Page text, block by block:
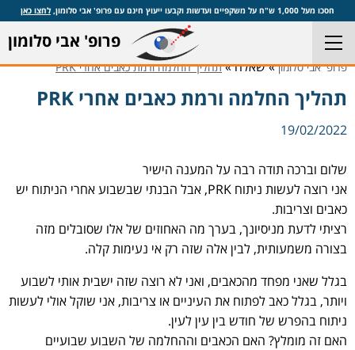
חסכו מעל 1,000 ש"ח על משקפיים ועדשות וקבעו ייעוץ חינם עם פרופ' אבי סלומון, לחצו כאן
פרופ' אבי סלומון
פרופ' אבי סלומון» שאלה »תהליך החלמה ורמת כאבים אחרי PRK
תהליך החלמה ורמת כאבים אחרי PRK
19/02/2022
שלום וברכה תודה רבה על המענה הישיר
אני רוצה לעשות ניתוח PRK, אבל הבנתי שבשבוע אחרי הניתוח יש
כאבים וצריבות.
רציתי לדעת מניסיונך, בערך מה האחוזים של אלו שסובלים מזה
בצורה משמעותית, לבין אלה שזה רק אי נעימות קלה.
בגלל שאני מפחד מהכאבים, ואני לא רוצה שזה ישבית אותי לשבוע
ויותר, בגלל כאב לפתוח את העיניים או צריבות, אני שוקל אולי לעשות
ניתוח בהפרש של חודש בין עין לעין.
האם זה מומלץ? האם הכאבים וההחלמה של השבוע שבועיים